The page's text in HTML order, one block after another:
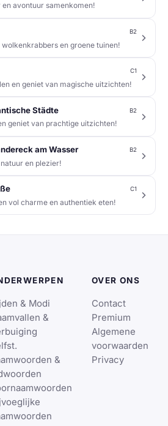
avontuur samenkomen!
B2
en groene tuinen!
C1
en geniet van magische uitzichten!
Städte B2
geniet van prachtige uitzichten!
am Wasser B2
en plezier!
C1
vol charme en authentiek eten!
& Modi
&
&
OVER ONS
Contact
Premium
Algemene
voorwaarden
Privacy